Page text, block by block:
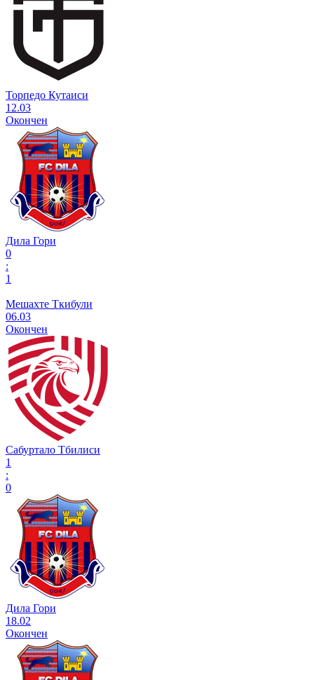
Торпедо Кутаиси
12.03
Окончен
Дила Гори
0
:
1
Мешахте Ткибули
06.03
Окончен
Сабуртало Тбилиси
1
:
0
Дила Гори
18.02
Окончен